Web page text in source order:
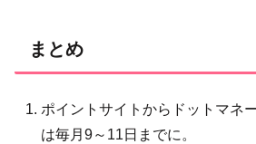
まとめ
ポイントサイトからドットマネ
は毎月9～11日までに。